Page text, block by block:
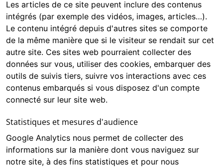
Les articles de ce site peuvent inclure des contenus
intégrés (par exemple des vidéos, images, articles…).
Le contenu intégré depuis d'autres sites se comporte
de la même manière que si le visiteur se rendait sur cet
autre site. Ces sites web pourraient collecter des
données sur vous, utiliser des cookies, embarquer des
outils de suivis tiers, suivre vos interactions avec ces
contenus embarqués si vous disposez d'un compte
connecté sur leur site web.
Statistiques et mesures d'audience
Google Analytics nous permet de collecter des
informations sur la manière dont vous naviguez sur
notre site, à des fins statistiques et pour nous